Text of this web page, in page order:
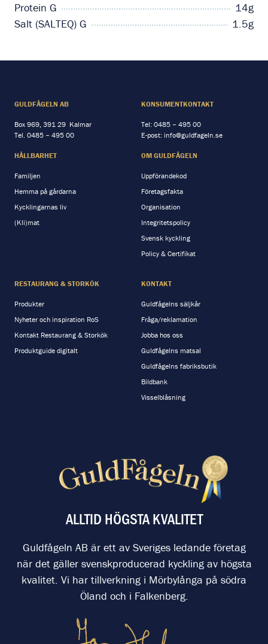
Protein G
14g
Salt (SALTEQ) G
1.5g
GULDFÅGELN AB
Box 969, 391 29 Kalmar
Tel. 0485 – 495 00
KONSUMENTKONTAKT
Tel: 0485 – 495 00
E-post: info@guldfageln.se
HÅLLBARHET
Familjen
Hemma på gårdarna
Kycklingarnas liv
(Kli)mat
OM GULDFÅGELN
Uppförandekod
Företagsfakta
Organisation
Integritetspolicy
Svensk kyckling
Policy & Certifikat
RESTAURANG & STORKÖK
Produkter
Nyheter och inspiration RoS
Kontakt Restaurang & Storkök
Produktguide digitalt
KONTAKT
Guldfågelns säljkår
Fråga/reklamation
Jobba hos oss
Guldfågelns matsal
Guldfågelns fabriksbutik
Bildbank
Visselblåsning
ALLTID HÖGSTA KVALITET
Guldfågeln AB är ett av Sveriges ledande företag
när det gäller svenskproducerad kyckling av högsta
kvalitet. Vi har tillverkning i Mörbylånga på södra
Öland och i Falkenberg.